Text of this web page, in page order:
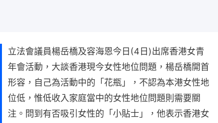
立法會議員楊岳橋及容海恩今日(4日)出席香港女青
年會活動，大談香港現今女性地位問題，楊岳橋開首
形容，自己為活動中的「花瓶」，不認為本港女性地
位低，惟低收入家庭當中的女性地位問題則需要關
注。問到有否吸引女性的「小貼士」，他表示香港女